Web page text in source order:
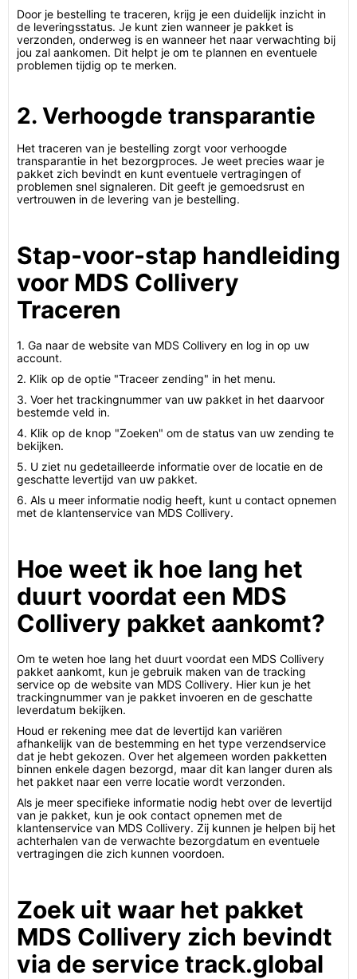
Door je bestelling te traceren, krijg je een duidelijk inzicht in
de leveringsstatus. Je kunt zien wanneer je pakket is
verzonden, onderweg is en wanneer het naar verwachting bij
jou zal aankomen. Dit helpt je om te plannen en eventuele
problemen tijdig op te merken.
2. Verhoogde transparantie
Het traceren van je bestelling zorgt voor verhoogde
transparantie in het bezorgproces. Je weet precies waar je
pakket zich bevindt en kunt eventuele vertragingen of
problemen snel signaleren. Dit geeft je gemoedsrust en
vertrouwen in de levering van je bestelling.
Stap-voor-stap handleiding
voor MDS Collivery
Traceren
1. Ga naar de website van MDS Collivery en log in op uw
account.
2. Klik op de optie "Traceer zending" in het menu.
3. Voer het trackingnummer van uw pakket in het daarvoor
bestemde veld in.
4. Klik op de knop "Zoeken" om de status van uw zending te
bekijken.
5. U ziet nu gedetailleerde informatie over de locatie en de
geschatte levertijd van uw pakket.
6. Als u meer informatie nodig heeft, kunt u contact opnemen
met de klantenservice van MDS Collivery.
Hoe weet ik hoe lang het
duurt voordat een MDS
Collivery pakket aankomt?
Om te weten hoe lang het duurt voordat een MDS Collivery
pakket aankomt, kun je gebruik maken van de tracking
service op de website van MDS Collivery. Hier kun je het
trackingnummer van je pakket invoeren en de geschatte
leverdatum bekijken.
Houd er rekening mee dat de levertijd kan variëren
afhankelijk van de bestemming en het type verzendservice
dat je hebt gekozen. Over het algemeen worden pakketten
binnen enkele dagen bezorgd, maar dit kan langer duren als
het pakket naar een verre locatie wordt verzonden.
Als je meer specifieke informatie nodig hebt over de levertijd
van je pakket, kun je ook contact opnemen met de
klantenservice van MDS Collivery. Zij kunnen je helpen bij het
achterhalen van de verwachte bezorgdatum en eventuele
vertragingen die zich kunnen voordoen.
Zoek uit waar het pakket
MDS Collivery zich bevindt
via de service track.global